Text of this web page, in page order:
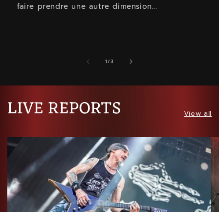
faire prendre une autre dimension...
1/of
3
LIVE REPORTS View all